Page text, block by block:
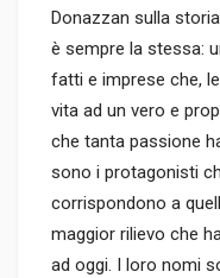
Donazzan sulla
è sempre la stessa:
fatti e imprese che,
vita ad un vero e
che tanta passione
sono i protagonisti
corrispondono a
maggior rilievo che
ad oggi. I loro nomi